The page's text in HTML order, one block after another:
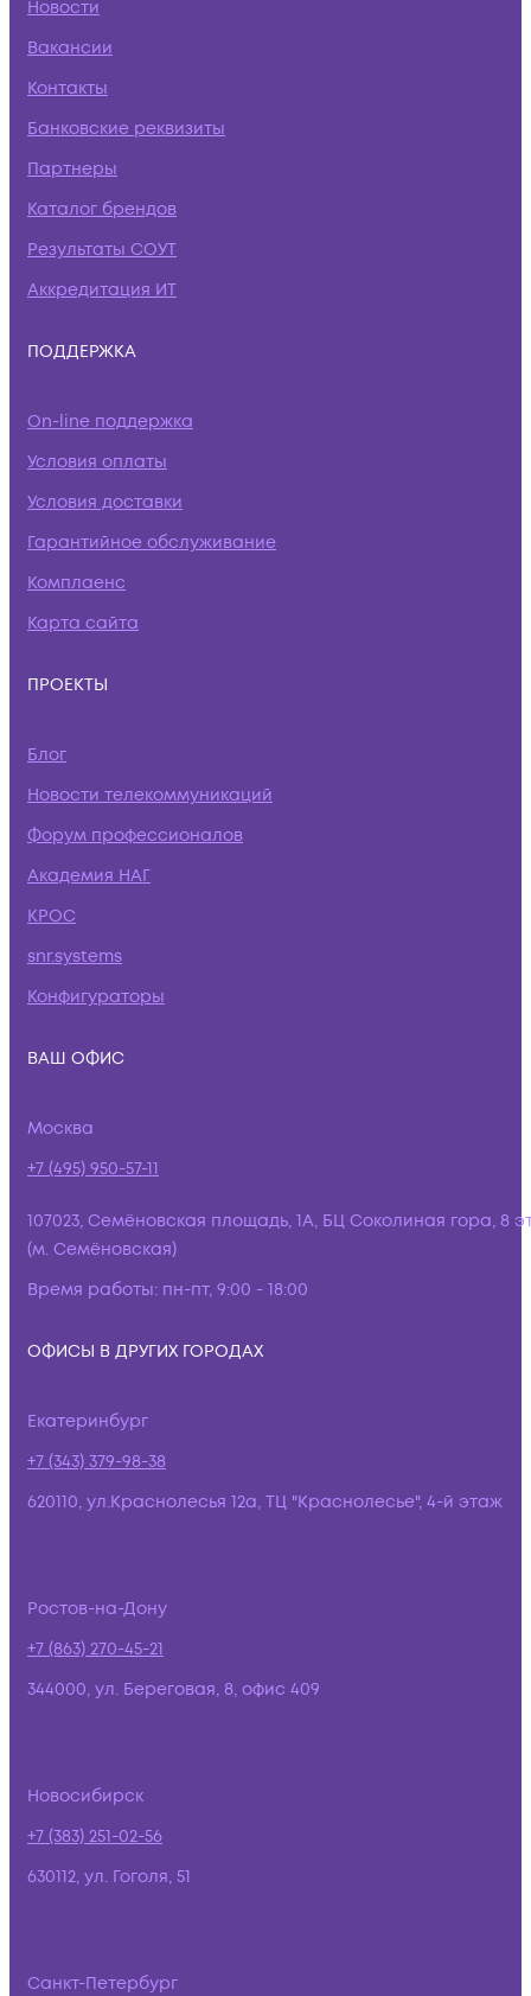
Новости
Вакансии
Контакты
Банковские реквизиты
Партнеры
Каталог брендов
Результаты СОУТ
Аккредитация ИТ
ПОДДЕРЖКА
On-line поддержка
Условия оплаты
Условия доставки
Гарантийное обслуживание
Комплаенс
Карта сайта
ПРОЕКТЫ
Блог
Новости телекоммуникаций
Форум профессионалов
Академия НАГ
КРОС
snr.systems
Конфигураторы
ВАШ ОФИС
Москва
+7 (495) 950-57-11
107023, Семёновская площадь, 1А, БЦ Соколиная гора, 8
(м. Семёновская)
Время работы: пн-пт, 9:00 - 18:00
ОФИСЫ В ДРУГИХ ГОРОДАХ
Екатеринбург
+7 (343) 379-98-38
620110, ул.Краснолесья 12а, ТЦ "Краснолесье", 4-й этаж
Ростов-на-Дону
+7 (863) 270-45-21
344000, ул. Береговая, 8, офис 409
Новосибирск
+7 (383) 251-02-56
630112, ул. Гоголя, 51
Санкт-Петербург